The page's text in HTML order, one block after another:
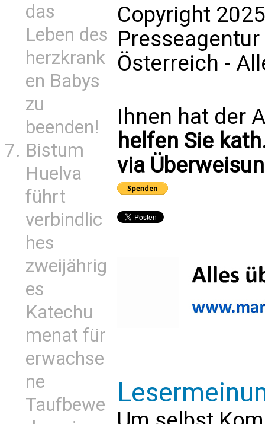
das
Leben des
herzkrank
en Babys
zu
beenden!
Bistum
Huelva
führt
verbindlic
hes
zweijährig
es
Katechu
menat für
erwachse
ne
Taufbewe
Copyright
Presseagentur
Österreich -
Ihnen hat der
helfen Sie
via